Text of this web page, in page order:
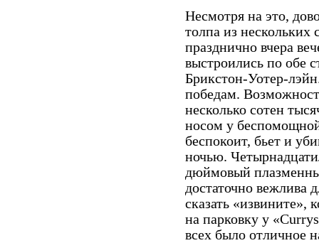
Несмотря на это,
толпа из
празднично вчера
выстроились по обе
Брикстон-Уотер-
победам.
несколько сотен
носом у
беспокоит, бьет и
ночью.
дюймовый
достаточно вежлива
сказать «извините»,
на парковку у «Currys
всех было отличное